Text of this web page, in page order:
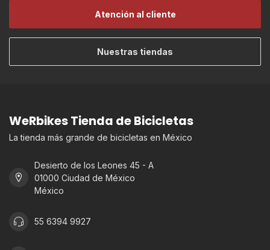
Atención al cliente
Nuestras tiendas
WeRbikes Tienda de Bicicletas
La tienda más grande de bicicletas en México
Desierto de los Leones 45 - A
01000 Ciudad de México
México
55 6394 9927